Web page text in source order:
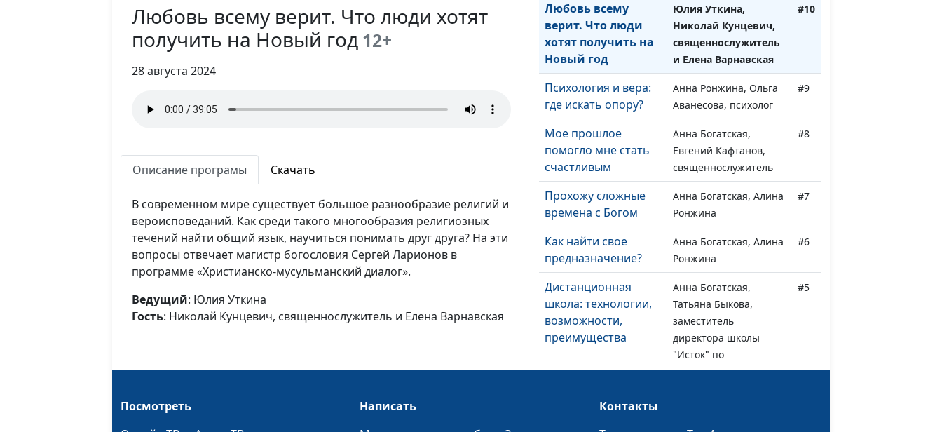
Любовь всему верит. Что люди хотят
получить на Новый год 12+
28 августа 2024
Описание програмы Скачать
В современном мире существует большое разнообразие религий и
вероисповеданий. Как среди такого многообразия религиозных
течений найти общий язык, научиться понимать друг друга? На эти
вопросы отвечает магистр богословия Сергей Ларионов в
программе «Христианско-мусульманский диалог».
Ведущий: Юлия Уткина
Гость: Николай Кунцевич, священнослужитель и Елена Варнавская
Любовь всему
верит. Что люди
хотят получить на
Новый год
Юлия Уткина,
Николай Кунцевич,
священнослужитель
и Елена Варнавская
#10
Психология и вера:
где искать опору?
Анна Ронжина, Ольга
Аванесова, психолог
#9
Мое прошлое
помогло мне стать
счастливым
Анна Богатская,
Евгений Кафтанов,
священнослужитель
#8
Прохожу сложные
времена с Богом
Анна Богатская, Алина
Ронжина
#7
Как найти свое
предназначение?
Анна Богатская, Алина
Ронжина
#6
Дистанционная
школа: технологии,
возможности,
преимущества
Анна Богатская,
Татьяна Быкова,
заместитель
директора школы
"Исток" по
дистанционному
#5
Посмотреть
Написать
Контакты